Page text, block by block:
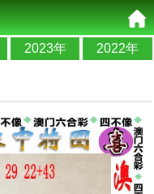
2023年 2022年